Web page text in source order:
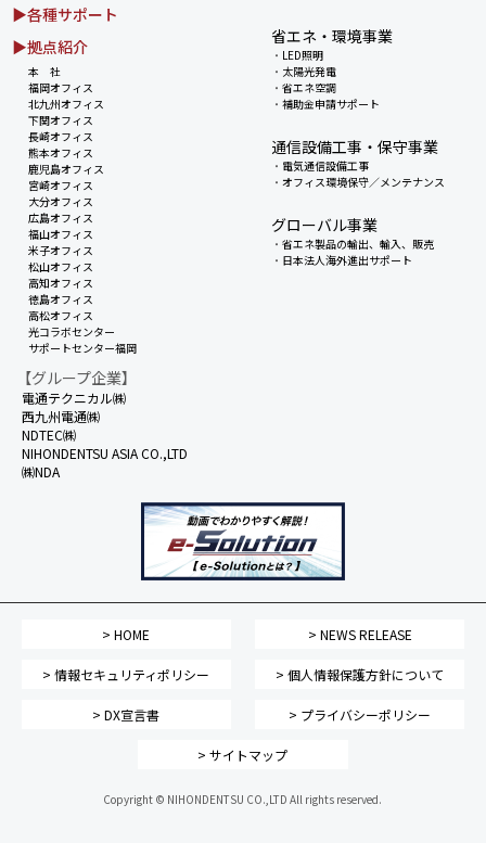
▶各種サポート
省エネ・環境事業
・ LED照明
・ 太陽光発電
・省エネ空調
・補助金申請サポート
通信設備工事・保守事業
・ 電気通信設備工事
・オフィス環境保守／メンテナンス
グローバル事業
・省エネ製品の輸出、輸入、販売
・ 日本法人海外進出サポート
▶拠点紹介
本 社
福岡オフィス
北九州オフィス
下関オフィス
長崎オフィス
熊本オフィス
鹿児島オフィス
宮崎オフィス
大分オフィス
広島オフィス
福山オフィス
米子オフィス
松山オフィス
高知オフィス
徳島オフィス
高松オフィス
光コラボセンター
サポートセンター福岡
【グループ企業】
電通テクニカル㈱
西九州電通㈱
NDTEC㈱
NIHONDENTSU ASIA CO.,LTD
㈱NDA
> HOME > NEWS RELEASE
> 情報セキュリティポリシー > 個人情報保護方針について
> DX宣言書 > プライバシーポリシー
> サイトマップ
Copyright © NIHONDENTSU CO.,LTD All rights reserved.